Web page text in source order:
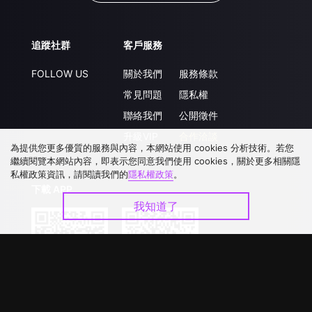
追蹤社群
FOLLOW US
客戶服務
關於我們
常見問題
聯絡我們
服務條款
隱私權
公開徵件
為提供您更多優質的服務與內容，本網站使用 cookies 分析技術。若您
繼續閱覽本網站內容，即表示您同意我們使用 cookies，關於更多相關隱
私權政策資訊，請閱讀我們的隱私權政策。
我知道了